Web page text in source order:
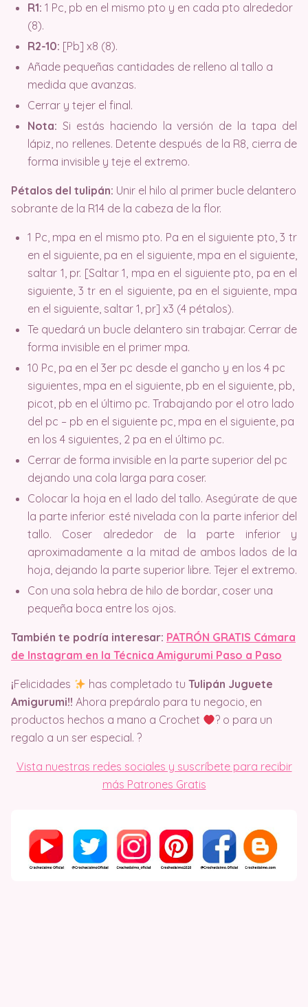
R1: 1 Pc, pb en el mismo pto y en cada pto alrededor
(8).
R2-10: [Pb] x8 (8).
Añade pequeñas cantidades de relleno al tallo a
medida que avanzas.
Cerrar y tejer el final.
Nota: Si estás haciendo la versión de la tapa del
lápiz, no rellenes. Detente después de la R8, cierra de
forma invisible y teje el extremo.
Pétalos del tulipán: Unir el hilo al primer bucle delantero
sobrante de la R14 de la cabeza de la flor.
1 Pc, mpa en el mismo pto. Pa en el siguiente pto, 3 tr
en el siguiente, pa en el siguiente, mpa en el siguiente,
saltar 1, pr. [Saltar 1, mpa en el siguiente pto, pa en el
siguiente, 3 tr en el siguiente, pa en el siguiente, mpa
en el siguiente, saltar 1, pr] x3 (4 pétalos).
Te quedará un bucle delantero sin trabajar. Cerrar de
forma invisible en el primer mpa.
10 Pc, pa en el 3er pc desde el gancho y en los 4 pc
siguientes, mpa en el siguiente, pb en el siguiente, pb,
picot, pb en el último pc. Trabajando por el otro lado
del pc – pb en el siguiente pc, mpa en el siguiente, pa
en los 4 siguientes, 2 pa en el último pc.
Cerrar de forma invisible en la parte superior del pc
dejando una cola larga para coser.
Colocar la hoja en el lado del tallo. Asegúrate de que
la parte inferior esté nivelada con la parte inferior del
tallo. Coser alrededor de la parte inferior y
aproximadamente a la mitad de ambos lados de la
hoja, dejando la parte superior libre. Tejer el extremo.
Con una sola hebra de hilo de bordar, coser una
pequeña boca entre los ojos.
También te podría interesar: PATRÓN GRATIS Cámara
de Instagram en la Técnica Amigurumi Paso a Paso
¡Felicidades has completado tu Tulipán Juguete
Amigurumi!! Ahora prepáralo para tu negocio, en
productos hechos a mano a Crochet
? o para un
regalo a un ser especial. ?
Vista nuestras redes sociales y suscríbete para recibir
más Patrones Gratis